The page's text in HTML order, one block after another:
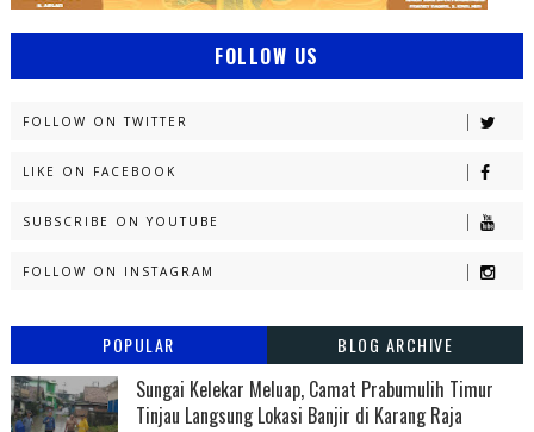
FOLLOW US
FOLLOW ON TWITTER
LIKE ON FACEBOOK
SUBSCRIBE ON YOUTUBE
FOLLOW ON INSTAGRAM
POPULAR BLOG ARCHIVE
Sungai Kelekar Meluap, Camat Prabumulih Timur
Tinjau Langsung Lokasi Banjir di Karang Raja